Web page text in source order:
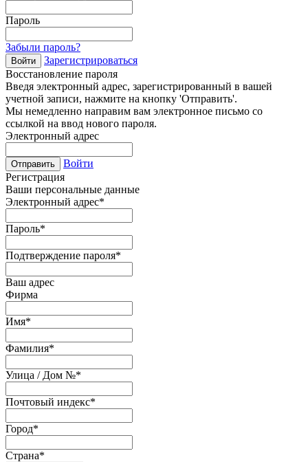
Пароль
Забыли пароль?
Войти
Зарегистрироваться
Восстановление пароля
Введя электронный адрес, зарегистрированный в вашей
учетной записи, нажмите на кнопку 'Отправить'.
Мы немедленно направим вам электронное письмо со
ссылкой на ввод нового пароля.
Электронный адрес
Отправить
Войти
Регистрация
Ваши персональные данные
Электронный адрес*
Пароль*
Подтверждение пароля*
Ваш адрес
Фирма
Имя*
Фамилия*
Улица / Дом №*
Почтовый индекс*
Город*
Страна*